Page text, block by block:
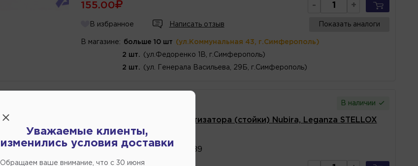
155.00 - +
В избранное Написать отзыв Показать аналоги
В магазине: больше 10 шт (ул.Коммунальная 43, г.Симферополь)
2 шт. (ул.Федоренко 1В, г.Симферополь)
2 шт. (ул. Генерала Васильева, 29Б, г.Симферополь)
В наличии
Отбойник переднего амортизатора (стойки) Nubira, Leganza STELLOX
Артикул номер:
Каталожный
90125889
Уважаемые клиенты,
изменились условия доставки
Обращаем ваше внимание, что c 30 июня